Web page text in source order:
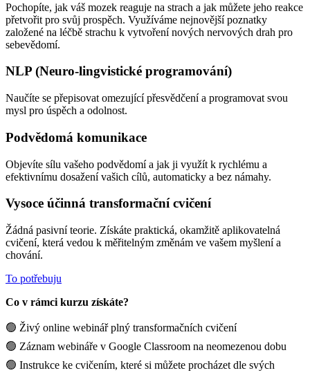
Pochopíte, jak váš mozek reaguje na strach a jak můžete jeho reakce
přetvořit pro svůj prospěch. Využíváme nejnovější poznatky
založené na léčbě strachu k vytvoření nových nervových drah pro
sebevědomí.
NLP (Neuro-lingvistické programování)
Naučíte se přepisovat omezující přesvědčení a programovat svou
mysl pro úspěch a odolnost.
Podvědomá komunikace
Objevíte sílu vašeho podvědomí a jak ji využít k rychlému a
efektivnímu dosažení vašich cílů, automaticky a bez námahy.
Vysoce účinná transformační cvičení
Žádná pasivní teorie. Získáte praktická, okamžitě aplikovatelná
cvičení, která vedou k měřitelným změnám ve vašem myšlení a
chování.
To potřebuju
Co v rámci kurzu získáte?
🟢 Živý online webinář plný transformačních cvičení
🟢 Záznam webináře v Google Classroom na neomezenou dobu
🟢 Instrukce ke cvičením, které si můžete procházet dle svých